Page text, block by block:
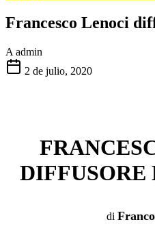
Francesco Lenoci
A admin
2 de julio, 2020
DIFFUSORE
di